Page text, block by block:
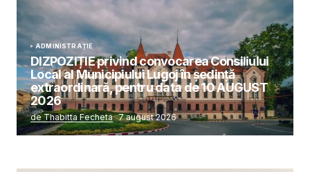
ADMINISTRAȚIE
DIZPOZIȚIE privind convocarea Consiliului
Local al Municipiului Lugoj în şedinţă
extraordinară, pentru data de 10 AUGUST
2026
de Thabitta Fecheta 7 august 2026